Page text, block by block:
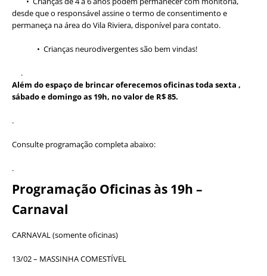
desde que o responsável assine o termo de consentimento e
permaneça na área do Vila Riviera, disponível para contato.
• Crianças neurodivergentes são bem vindas!
.
Além do espaço de brincar oferecemos oficinas toda sexta ,
sábado e domingo as 19h, no valor de R$ 85.
.
Consulte programação completa abaixo:
.
Programação Oficinas às 19h –
Carnaval
CARNAVAL (somente oficinas)
13/02 – MASSINHA COMESTÍVEL